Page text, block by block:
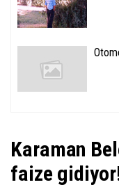
Karaman
faize